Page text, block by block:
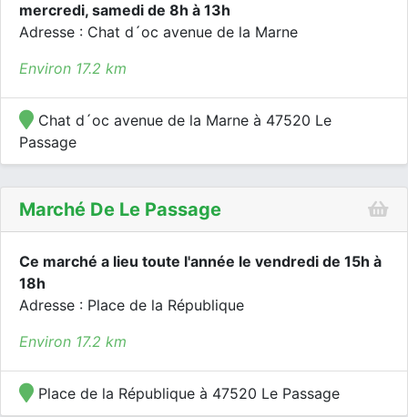
mercredi, samedi de 8h à 13h
Adresse : Chat d´oc avenue de la Marne
Environ 17.2 km
Chat d´oc avenue de la Marne à 47520 Le
Passage
Marché De Le Passage
Ce marché a lieu toute l'année le vendredi de 15h à
18h
Adresse : Place de la République
Environ 17.2 km
Place de la République à 47520 Le Passage